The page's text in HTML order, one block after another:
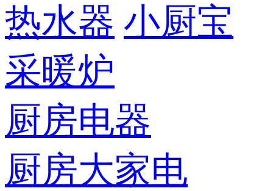
热水器 小厨宝
采暖炉
厨房电器
厨房大家电